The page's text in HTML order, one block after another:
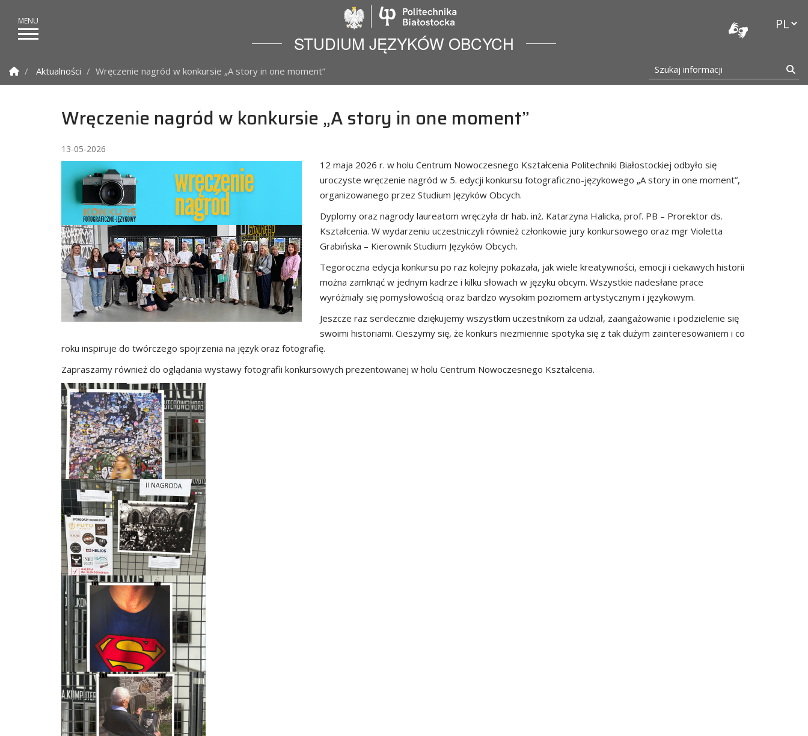
STUDIUM JĘZYKÓW OBCYCH
Strona Główna
Aktualności Wręczenie nagród w konkursie „A story in one moment” Szukaj informacji
Wręczenie nagród w konkursie „A story in one moment”
13-05-2026
12 maja 2026 r. w holu Centrum Nowoczesnego Kształcenia Politechniki Białostockiej odbyło się
uroczyste wręczenie nagród w 5. edycji konkursu fotograficzno-językowego „A story in one moment”,
organizowanego przez Studium Języków Obcych.
Dyplomy oraz nagrody laureatom wręczyła dr hab. inż. Katarzyna Halicka, prof. PB – Prorektor ds.
Kształcenia. W wydarzeniu uczestniczyli również członkowie jury konkursowego oraz mgr Violetta
Grabińska – Kierownik Studium Języków Obcych.
Tegoroczna edycja konkursu po raz kolejny pokazała, jak wiele kreatywności, emocji i ciekawych historii
można zamknąć w jednym kadrze i kilku słowach w języku obcym. Wszystkie nadesłane prace
wyróżniały się pomysłowością oraz bardzo wysokim poziomem artystycznym i językowym.
Jeszcze raz serdecznie dziękujemy wszystkim uczestnikom za udział, zaangażowanie i podzielenie się
swoimi historiami. Cieszymy się, że konkurs niezmiennie spotyka się z tak dużym zainteresowaniem i co
roku inspiruje do twórczego spojrzenia na język oraz fotografię.
Zapraszamy również do oglądania wystawy fotografii konkursowych prezentowanej w holu Centrum Nowoczesnego Kształcenia.